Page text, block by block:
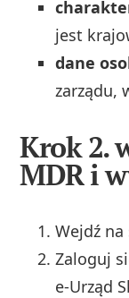
jest
dane
zarządu,
Krok 2.
MDR i
Wejdź
Zaloguj
e‑Urząd